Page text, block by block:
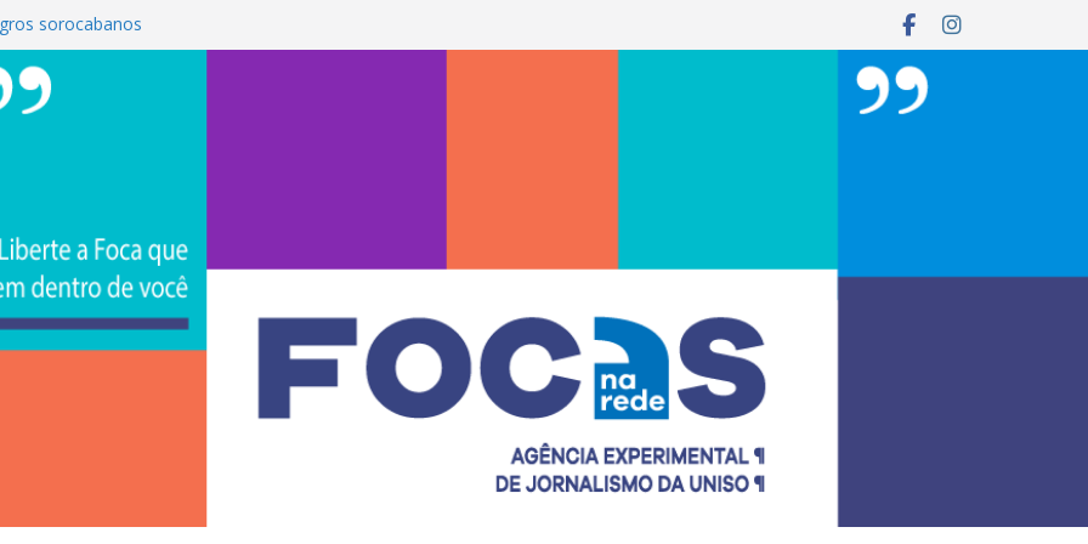
sorocabanos
artista do #ConviteMPB do
2026 promove integração, ciência e